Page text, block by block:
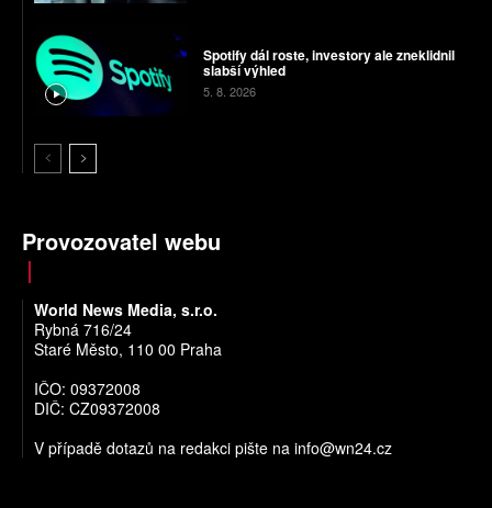
Spotify dál roste, investory ale zneklidnil
slabší výhled
5. 8. 2026
Provozovatel webu
World News Media, s.r.o.
Rybná 716/24
Staré Město, 110 00 Praha
IČO: 09372008
DIČ: CZ09372008
V případě dotazů na redakci pište na info@wn24.cz